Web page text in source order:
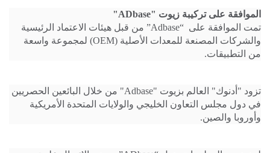
الموافقة على تركيبة زيوت "ADbase"
تمت الموافقة على “Adbase” من قبل هيئات الاعتماد الرئيسية
والشركات المصنعة للمعدات الأصلية (OEM) لمجموعة واسعة
من التطبيقات.
تزود "أدنوك" العالم بزيوت "Adbase" من خلال البائعين الحصريين
في دول مجلس التعاون الخليجي والولايات المتحدة الأمريكية
وأوروبا والصين.